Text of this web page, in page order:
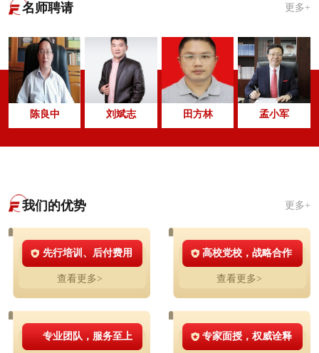
名师聘请 更多+
陈良中 刘斌志 田方林 孟小军
我们的优势 更多+
先行培训、后付费用
查看更多>
高校党校，战略合作
查看更多>
专业团队，服务至上 专家面授，权威诠释